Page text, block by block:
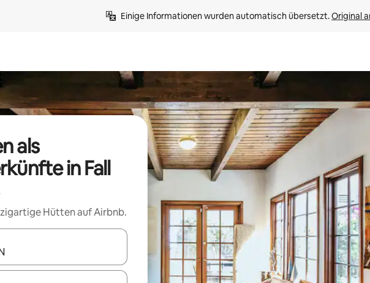
Einige Informationen wurden automatisch übersetzt. Original
als
in Fall
Hütten auf Airbnb.
sind, navigiere mit den Pfeiltasten nach oben und unten oder erkunde die Ergebnisse